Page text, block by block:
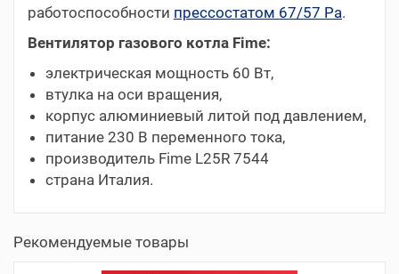
работоспособности прессостатом 67/57 Pa.
Вентилятор газового котла Fime:
электрическая мощность 60 Вт,
втулка на оси вращения,
корпус алюминиевый литой под давлением,
питание 230 В переменного тока,
производитель Fime L25R 7544
страна Италия.
Рекомендуемые товары